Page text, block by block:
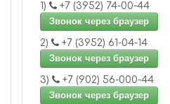
1)
+7 (3952) 74-00-44
Звонок через браузер
2)
+7 (3952) 61-04-14
Звонок через браузер
3)
+7 (902) 56-000-44
Звонок через браузер